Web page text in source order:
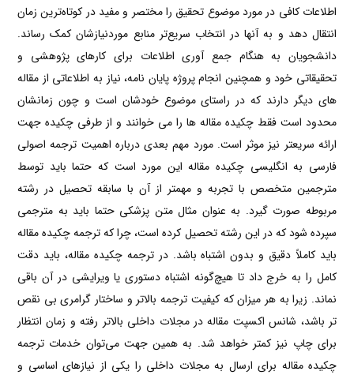
اطلاعات کافی در مورد موضوع تحقیق را مختصر و مفید در کوتاه‌ترین زمان
انتقال دهد و به آنها در انتخاب سریع‌تر منابع موردنیازشان کمک رساند.
دانشجویان به هنگام جمع آوری اطلاعات برای کارهای پژوهشی و
تحقیقاتی خود و همچنین انجام پروژه پایان نامه، نیاز به اطلاعاتی از مقاله
های دیگر دارند که در راستای موضوع خودشان است و چون زمانشان
محدود است فقط چکیده مقاله ها را می خوانند و از طرفی چکیده جهت
ارائه سریعتر نیز موثر است. مورد مهم بعدی درباره اهمیت ترجمه اصولی
فارسی به انگلیسی چکیده مقاله این مورد است که حتما باید توسط
مترجمین متخصص با تجربه و مهمتر از آن با سابقه تحصیل در رشته
مربوطه صورت گیرد. به عنوان مثال متن پزشکی حتما باید به مترجمی
سپرده شود که در این رشته تحصیل کرده است، چرا که ترجمه چکیده مقاله
باید کاملاً دقیق و بدون اشتباه باشد. در ترجمه چکیده مقاله، باید دقت
کامل را به خرج داد تا هیچ‌گونه اشتباه دستوری یا ویرایشی در آن باقی
نماند. زیرا به هر میزان که کیفیت ترجمه بالاتر و ساختار گرامری بی نقص
تر باشد، شانس اکسپت مقاله در مجلات داخلی بالاتر رفته و زمان انتظار
برای چاپ نیز کمتر خواهد شد. به همین جهت می‌توان خدمات ترجمه
چکیده مقاله برای ارسال به مجلات داخلی را یکی از نیازهای اساسی و